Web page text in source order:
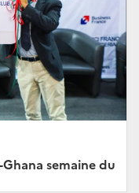
semaine du